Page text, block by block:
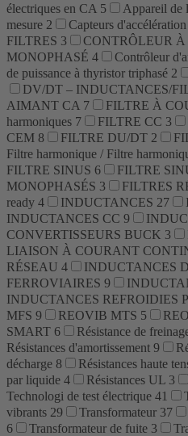
électriques en CA 5 Appareil de
mesure 2 Capteurs d'accélération
FILTRES 3
CONTRÔLEUR
MONOPHASÉ 4 Contrôleur
de puissance à thyristor triphasé 2
DV/DT – INDUCTANCES/
AIMANT CA 7 FILTRE À
harmoniques 7 FILTRE CC 3
CEM 8 FILTRE DU/DT 2
Filtre harmonique / Filtre
FILTRE SINUS 6 FILTRE
MONOPHASÉS 3 FILTRES
ready 4 INDUCTANCES 27
INDUCTANCES CC 9
CONVERTISSEURS BUCK 3
LIAISON À COURANT
RÉSEAU 4 INDUCTANCES
FERROVIAIRES 9
INDUCTANCES REFROIDIES
MFS 9 REOVIB MTS 5
SMART 6 Résistance de
Résistances d'amortissement 9
décharge 8 Résistances haute
par liquide 4 Résistances UL 3
Technologi de test électrique 41
vibrants 29 Transformateur 37
6
Transformateur de fuite 3